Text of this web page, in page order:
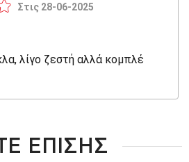
Στις 28-06-2025
λίγο ζεστή αλλά κομπλέ
ΕΠΙΣΗΣ